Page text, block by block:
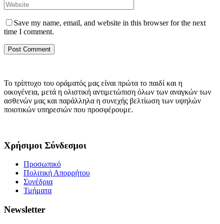
Save my name, email, and website in this browser for the next
time I comment.
Το τρίπτυχο του οράματός μας είναι πρώτα το παιδί και η
οικογένεια, μετά η ολιστική αντιμετώπιση όλων των αναγκών των
ασθενών μας και παράλληλα η συνεχής βελτίωση των υψηλών
ποιοτικών υπηρεσιών που προσφέρουμε.
Χρήσιμοι Σύνδεσμοι
Προσωπικό
Πολιτική Απορρήτου
Συνέδρια
Τμήματα
Newsletter